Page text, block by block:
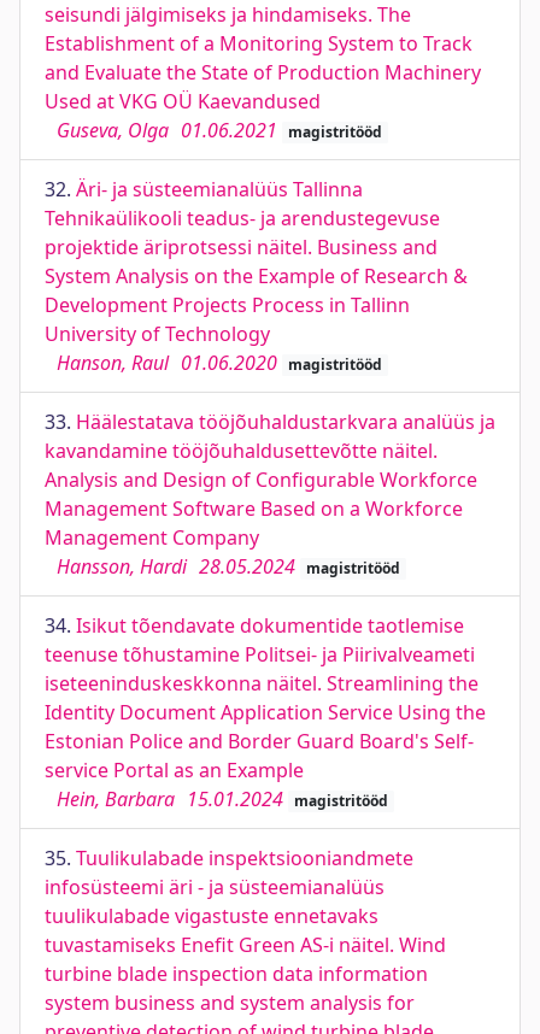
seisundi jälgimiseks ja hindamiseks. The
Establishment of a Monitoring System to Track
and Evaluate the State of Production Machinery
Used at VKG OÜ Kaevandused
Guseva, Olga 01.06.2021 magistritööd
32. Äri- ja süsteemianalüüs Tallinna
Tehnikaülikooli teadus- ja arendustegevuse
projektide äriprotsessi näitel. Business and
System Analysis on the Example of Research &
Development Projects Process in Tallinn
University of Technology
Hanson, Raul 01.06.2020 magistritööd
33. Häälestatava tööjõuhaldustarkvara analüüs ja
kavandamine tööjõuhaldusettevõtte näitel.
Analysis and Design of Configurable Workforce
Management Software Based on a Workforce
Management Company
Hansson, Hardi 28.05.2024 magistritööd
34. Isikut tõendavate dokumentide taotlemise
teenuse tõhustamine Politsei- ja Piirivalveameti
iseteeninduskeskkonna näitel. Streamlining the
Identity Document Application Service Using the
Estonian Police and Border Guard Board's Self-
service Portal as an Example
Hein, Barbara 15.01.2024 magistritööd
35. Tuulikulabade inspektsiooniandmete
infosüsteemi äri - ja süsteemianalüüs
tuulikulabade vigastuste ennetavaks
tuvastamiseks Enefit Green AS-i näitel. Wind
turbine blade inspection data information
system business and system analysis for